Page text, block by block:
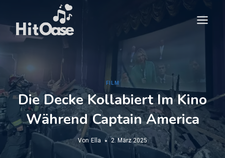
springen
FILM
Die Decke Kollabiert Im Kino
Während Captain America
Von Ella 2. März 2025